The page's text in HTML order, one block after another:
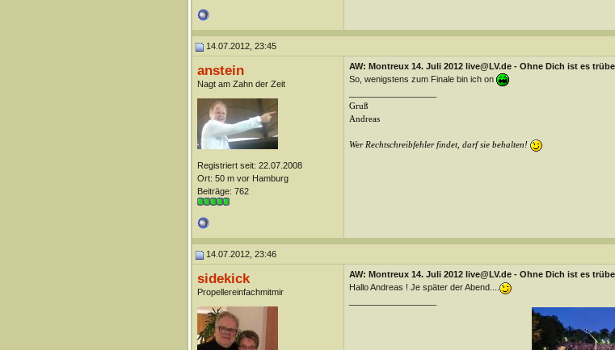
14.07.2012, 23:45
anstein
Nagt am Zahn der Zeit
Registriert seit: 22.07.2008
Ort: 50 m vor Hamburg
Beiträge: 762
AW: Montreux 14. Juli 2012 live@LV.de - Ohne Dich ist es trübe
So, wenigstens zum Finale bin ich on
Gruß
Andreas
Wer Rechtschreibfehler findet, darf sie behalten!
14.07.2012, 23:46
sidekick
Propellereinfachmitmir
AW: Montreux 14. Juli 2012 live@LV.de - Ohne Dich ist es trübe
Hallo Andreas ! Je später der Abend....